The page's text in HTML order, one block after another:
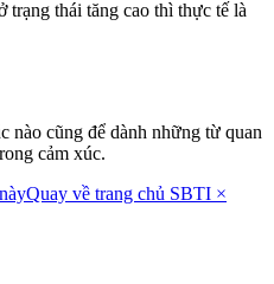
trạng thái tăng cao thì thực tế là
nào cũng để dành những từ quan
cảm xúc.
Quay về trang chủ SBTI ×